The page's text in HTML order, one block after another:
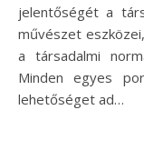
jelentőségét a
művészet
a társadalmi
Minden egyes
lehetőséget ad…